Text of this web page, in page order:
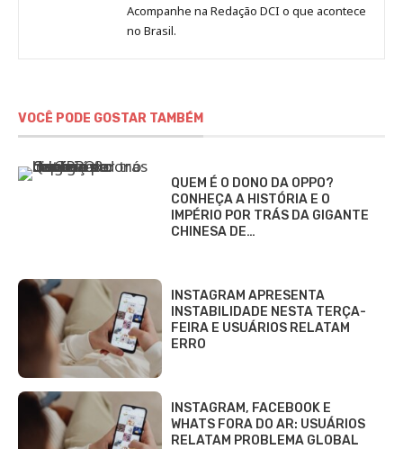
Jornal
DCI
Acompanhe na Redação DCI o que acontece
no Brasil.
VOCÊ PODE GOSTAR TAMBÉM
QUEM É O DONO DA OPPO?
CONHEÇA A HISTÓRIA E O
IMPÉRIO POR TRÁS DA GIGANTE
CHINESA DE…
INSTAGRAM APRESENTA
INSTABILIDADE NESTA TERÇA-
FEIRA E USUÁRIOS RELATAM
ERRO
INSTAGRAM, FACEBOOK E
WHATS FORA DO AR: USUÁRIOS
RELATAM PROBLEMA GLOBAL